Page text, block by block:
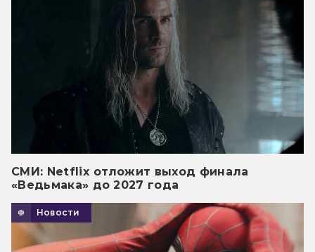
СМИ: Netflix отложит выход финала
«Ведьмака» до 2027 года
Новости